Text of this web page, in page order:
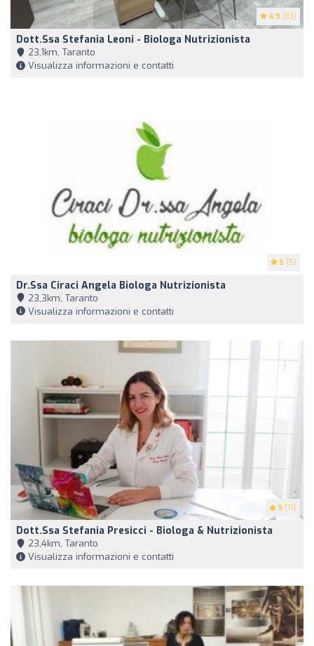
4.9 (33)
Dott.ssa Stefania Leoni - Biologa Nutrizionista
23,1km, Taranto
Visualizza informazioni e contatti
5 (5)
Dr.ssa Ciraci Angela Biologa Nutrizionista
23,3km, Taranto
Visualizza informazioni e contatti
5 (17)
Dott.ssa Stefania Presicci - Biologa & Nutrizionista
23,4km, Taranto
Visualizza informazioni e contatti